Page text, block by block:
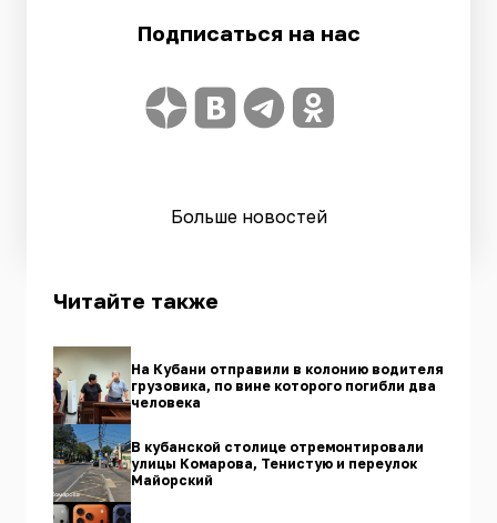
Подписаться на нас
Больше новостей
Читайте также
На Кубани отправили в колонию водителя
грузовика, по вине которого погибли два
человека
В кубанской столице отремонтировали
улицы Комарова, Тенистую и переулок
Майорский